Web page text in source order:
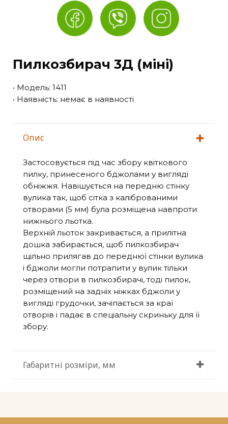
Пилкозбирач 3Д (міні)
• Модель: 1411
• Наявність: немає в наявності
Опис
Застосовується під час збору квіткового
пилку, принесеного бджолами у вигляді
обніжжя. Навішується на передню стінку
вулика так, щоб сітка з каліброваними
отворами (5 мм) була розміщена навпроти
нижнього льотка.
Верхній льоток закривається, а прилітна
дошка забирається, щоб пилкозбирач
щільно прилягав до переднюї стінки вулика
і бджоли могли потрапити у вулик тільки
через отвори в пилкозбирачі, тоді пилок,
розміщений на задніх ніжках бджоли у
вигляді грудочки, зачіпається за краї
отворів і падає в спеціальну скриньку для її
збору.
Габаритні розміри, мм